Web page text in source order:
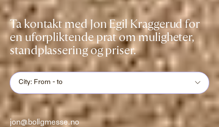
Ta kontakt med Jon Egil Kraggerud for
en uforpliktende prat om muligheter,
standplassering og priser.
City: From - to
jon@boligmesse.no